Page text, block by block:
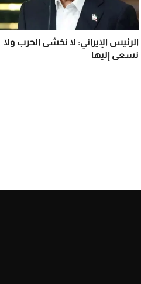
الرئيس الإيراني: لا نخشى الحرب ولا
نسعى إليها